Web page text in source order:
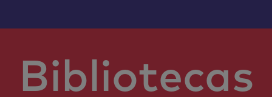
Bibliotecas